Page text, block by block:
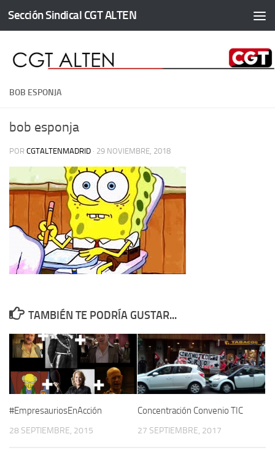
Saltar al contenido
Sección Sindical CGT ALTEN
BOB ESPONJA
bob esponja
POR CGTALTENMADRID · 29 NOVIEMBRE, 2018
TAMBIÉN TE PODRÍA GUSTAR...
#EmpresauriosEnAcción
28 SEPTIEMBRE, 2015
Concentración Convenio TIC
27 SEPTIEMBRE, 2017